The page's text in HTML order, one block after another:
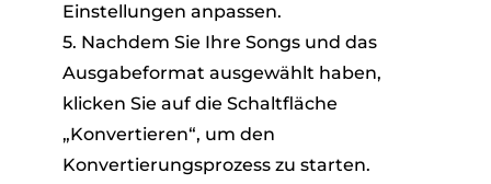
Einstellungen anpassen.
5. Nachdem Sie Ihre Songs und das
Ausgabeformat ausgewählt haben,
klicken Sie auf die Schaltfläche
„Konvertieren“, um den
Konvertierungsprozess zu starten.